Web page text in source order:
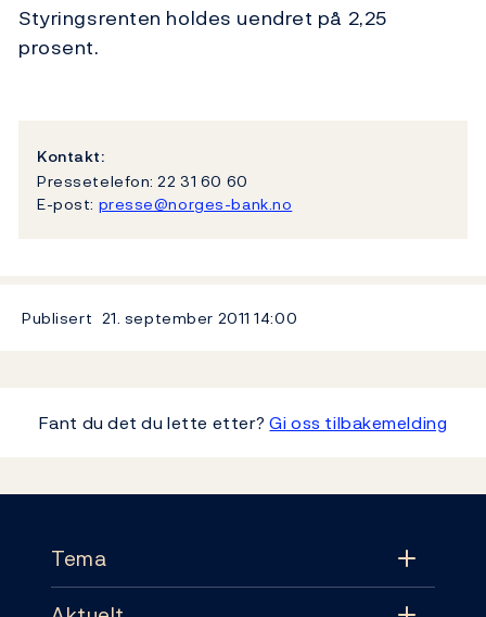
Styringsrenten holdes uendret på 2,25
prosent.
Kontakt:
Pressetelefon: 22 31 60 60
E-post: presse@norges-bank.no
Publisert 21. september 201114:00
Fant du det du lette etter?Gi oss tilbakemelding
Tema